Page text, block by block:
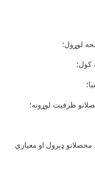
لوړول؛
کول؛
ظرفیت لوړونه؛
ډېرول او معیاري